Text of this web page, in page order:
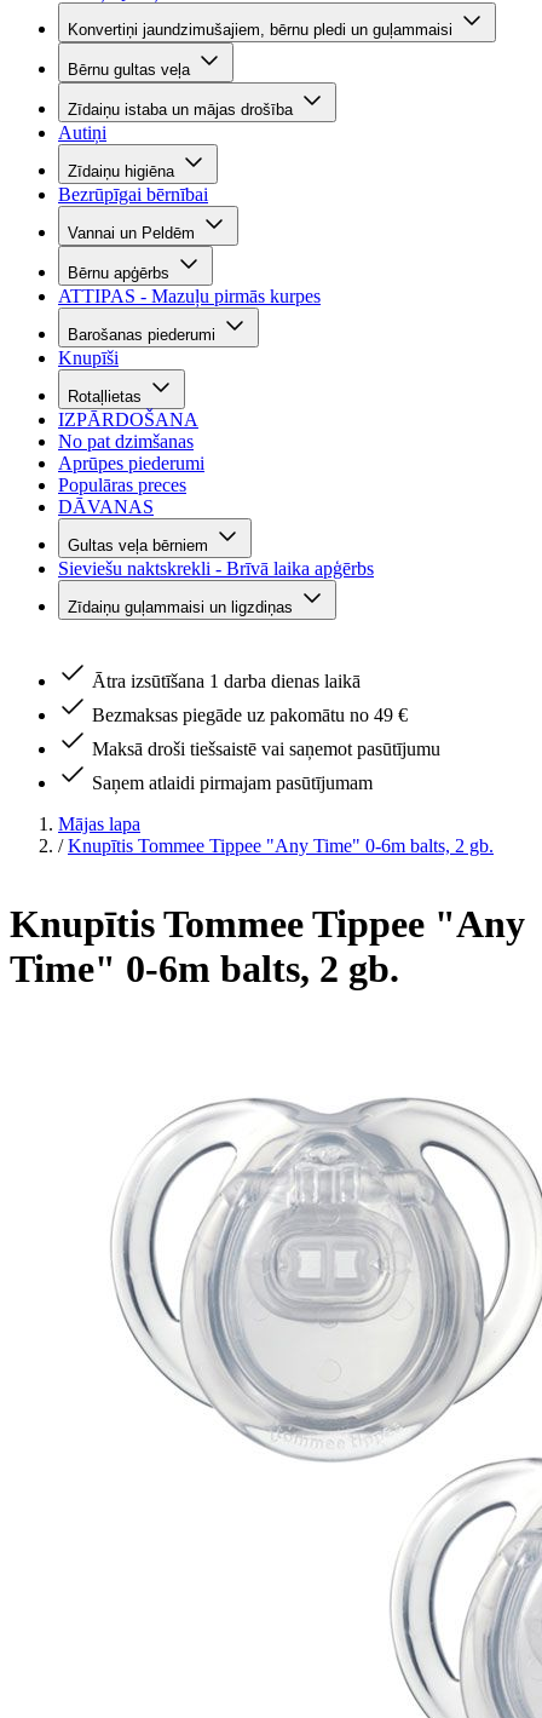
Konvertiņi jaundzimušajiem, bērnu pledi un guļammaisi
Bērnu gultas veļa
Zīdaiņu istaba un mājas drošība
Autiņi
Zīdaiņu higiēna
Bezrūpīgai bērnībai
Vannai un Peldēm
Bērnu apģērbs
ATTIPAS - Mazuļu pirmās kurpes
Barošanas piederumi
Knupīši
Rotaļlietas
IZPĀRDOŠANA
No pat dzimšanas
Aprūpes piederumi
Populāras preces
DĀVANAS
Gultas veļa bērniem
Sieviešu naktskrekli - Brīvā laika apģērbs
Zīdaiņu guļammaisi un ligzdiņas
Ātra izsūtīšana 1 darba dienas laikā
Bezmaksas piegāde uz pakomātu no 49 €
Maksā droši tiešsaistē vai saņemot pasūtījumu
Saņem atlaidi pirmajam pasūtījumam
Mājas lapa
/ Knupītis Tommee Tippee "Any Time" 0-6m balts, 2 gb.
Knupītis Tommee Tippee "Any
Time" 0-6m balts, 2 gb.